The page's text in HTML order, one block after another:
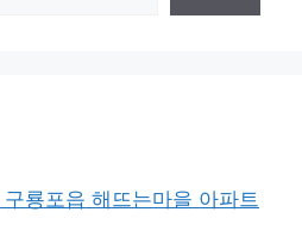
룡포읍 해뜨는마을 아파트